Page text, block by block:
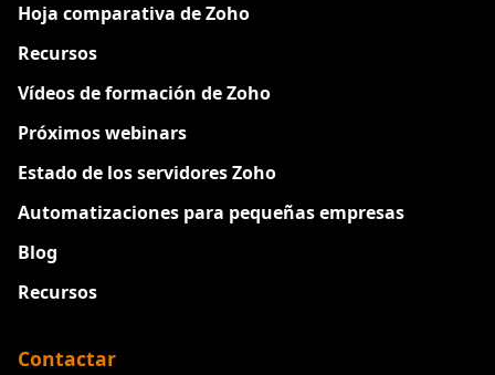
Hoja comparativa de Zoho
Recursos
Vídeos de formación de Zoho
Próximos webinars
Estado de los servidores Zoho
Automatizaciones para pequeñas empresas
Blog
Recursos
Contactar